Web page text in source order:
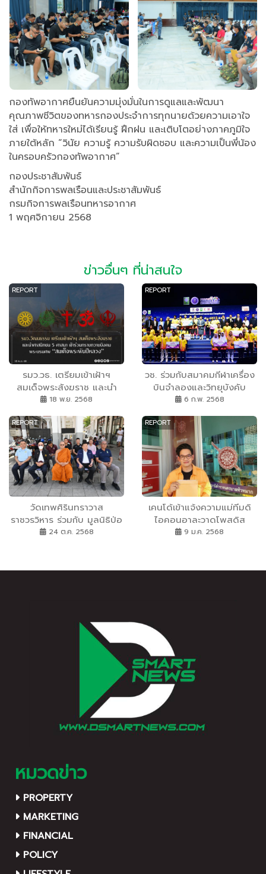
กองทัพอากาศยืนยันความมุ่งมั่นในการดูแลและพัฒนา
คุณภาพชีวิตของทหารกองประจำการทุกนายด้วยความเอาใจ
ใส่ เพื่อให้ทหารใหม่ได้เรียนรู้ ฝึกฝน และเติบโตอย่างภาคภูมิใจ
ภายใต้หลัก “วินัย ความรู้ ความรับผิดชอบ และความเป็นพี่น้อง
ในครอบครัวกองทัพอากาศ”
กองประชาสัมพันธ์
สำนักกิจการพลเรือนและประชาสัมพันธ์
กรมกิจการพลเรือนทหารอากาศ
1 พฤศจิกายน 2568
ข่าวอื่นๆ ที่น่าสนใจ
REPORT
รมว.วธ. เตรียมเข้าเฝ้าฯ
สมเด็จพระสังฆราช และนำ
ศาสนิกชน 5 ศาสนา เข้าร่วม
สมเด็จพระนางเจ้าสิริกิติ์
พระบรมราชินีนาถ พระบรม
ราชชนนีพันปีหลวง
18 พ.ย. 2568
REPORT
วช. ร่วมกับสมาคมกีฬาเครื่อง
บินจำลองและวิทยุบังคับ
สถานีโทรทัศน์ ThaiPBS เปิด
แข่งขันเครื่องบินจำลองและ
วิทยุบังคับในงานวันนัก
ประดิษฐ์ 2568
6 ก.พ. 2568
REPORT
วัดเทพศิรินทราวาส
ราชวรวิหาร ร่วมกับ มูลนิธิป่อ
เต็กตึ๊ง จัดพิธีทิ้งกระจาด (ซิ
ผู้ยากไร้ รวม 1000 ชุด รวม
กรุงเทพฯ
24 ต.ค. 2568
REPORT
เคนโด้เข้าแจ้งความแม่ทีมดิ
ไอคอนอาละวาดโพสดิส
เครดิต หลังสคบ.ยึดใบ
9 ม.ค. 2568
หมวดข่าว
PROPERTY
MARKETING
FINANCIAL
POLICY